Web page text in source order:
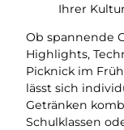
Ihrer
Ob spannende
Highlights,
Picknick im
lässt sich
Getränken
Schulklassen